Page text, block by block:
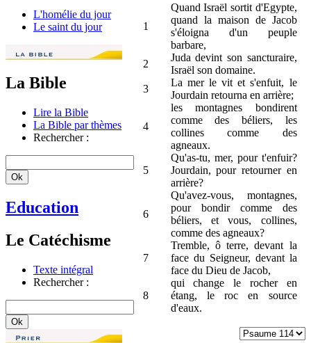
L'homélie du jour
Le saint du jour
La Bible
Lire la Bible
La Bible par thèmes
Rechercher :
Education
Le Catéchisme
Texte intégral
Rechercher :
1
Quand Israël sortit d'Egypte,
quand la maison de Jacob
s'éloigna d'un peuple
barbare,
2
Juda devint son sancturaire,
Israël son domaine.
3
La mer le vit et s'enfuit, le
Jourdain retourna en arrière;
4
les montagnes bondirent
comme des béliers, les
collines comme des
agneaux.
5
Qu'as-tu, mer, pour t'enfuir?
Jourdain, pour retourner en
arrière?
6
Qu'avez-vous, montagnes,
pour bondir comme des
béliers, et vous, collines,
comme des agneaux?
7
Tremble, ô terre, devant la
face du Seigneur, devant la
face du Dieu de Jacob,
8
qui change le rocher en
étang, le roc en source
d'eaux.